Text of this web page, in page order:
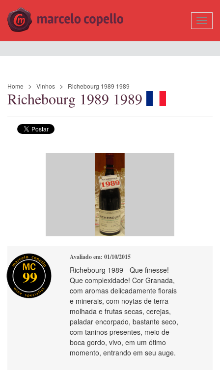
Home Vinhos Richebourg 1989 1989
Richebourg 1989 1989
99
Avaliado em: 01/10/2015
Richebourg 1989 - Que finesse!
Que complexidade! Cor Granada,
com aromas delicadamente florais
e minerais, com noytas de terra
molhada e frutas secas, cerejas,
paladar encorpado, bastante seco,
com taninos presentes, meio de
boca gordo, vivo, em um ótimo
momento, entrando em seu auge.